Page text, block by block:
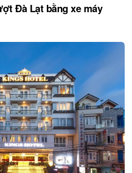
Đà Lạt bằng xe máy